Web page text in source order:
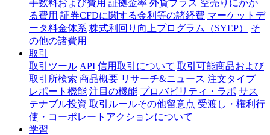
手数料および費用 証拠金率 外貨プラス 空売りにかか
る費用 証券CFDに関する金利等の諸経費 マーケットデ
ータ料金体系 株式利回り向上プログラム（SYEP）
そ
の他の諸費用
取引
取引ツール API 信用取引について 取引可能商品および
取引所検索 商品概要 リサーチ&ニュース 注文タイプ
レポート機能 注目の機能 プロバビリティ・ラボ サス
テナブル投資 取引ルールその他留意点 受渡し・権利行
使・コーポレートアクションについて
学習